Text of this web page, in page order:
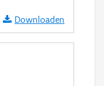
Downloaden